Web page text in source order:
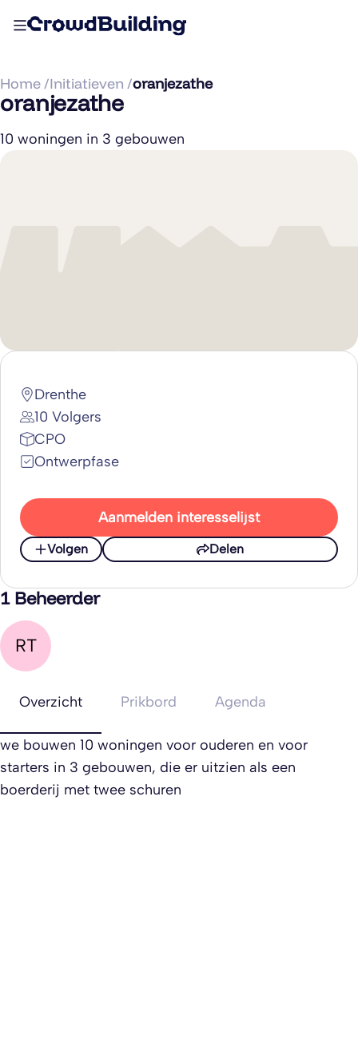
Home /Initiatieven /oranjezathe
oranjezathe
10 woningen in 3 gebouwen
Drenthe
10 Volgers
CPO
Ontwerpfase
Aanmelden interesselijst
Volgen Delen
1 Beheerder
RT
Overzicht Prikbord Agenda
we bouwen 10 woningen voor ouderen en voor
starters in 3 gebouwen, die er uitzien als een
boerderij met twee schuren